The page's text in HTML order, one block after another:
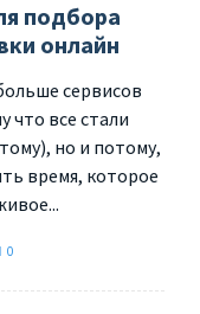
подбора
онлайн
сервисов
что все стали
но и потому,
время, которое
0